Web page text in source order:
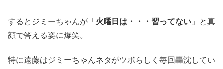
するとジミーちゃんが「 火曜日は・・・習ってない 」と真
顔で答える姿に爆笑。
特に遠藤はジミーちゃんネタがツボらしく毎回轟沈してい